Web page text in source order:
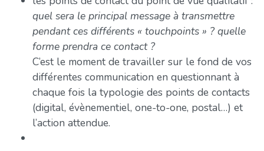
quel sera le principal message à transmettre
pendant ces différents « touchpoints » ? quelle
forme prendra ce contact ?
C’est le moment de travailler sur le fond de vos
différentes communication en questionnant à
chaque fois la typologie des points de contacts
(digital, évènementiel, one-to-one, postal…) et
l’action attendue.